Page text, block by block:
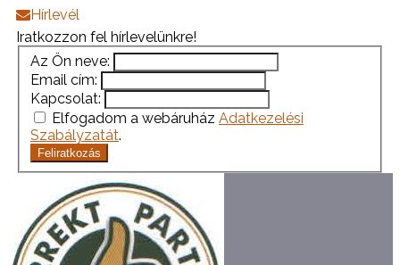
Hírlevél
Iratkozzon fel hírlevelünkre!
Az Ön neve:
Email cím:
Kapcsolat:
Elfogadom a webáruház Adatkezelési
Szabályzatát.
Feliratkozás